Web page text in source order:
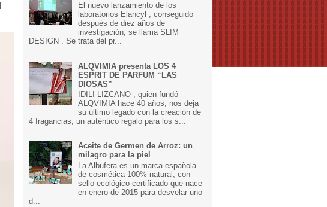
El nuevo lanzamiento de los
laboratorios Elancyl , conseguido
después de diez años de
investigación, se llama SLIM
DESIGN . Se trata del pr...
ALQVIMIA presenta LOS 4
ESPRIT DE PARFUM “LAS
DIOSAS”
IDILI LIZCANO , quien fundó
ALQVIMIA hace 40 años, nos deja
su último legado con la creación de
4 fragancias, un auténtico regalo para los s...
Aceite de Germen de Arroz: un
milagro para la piel
La Albufera es un marca española
de cosmética 100% natural, con
sello ecológico certificado que nace
en enero de 2015 para desvelar uno
d...